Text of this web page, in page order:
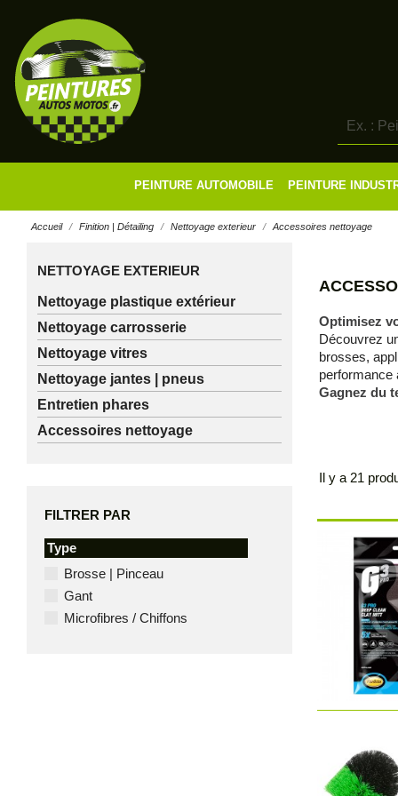
PEINTURE AUTOMOBILE PEINTURE
Accueil Finition | Détailing Nettoyage exterieur Accessoires nettoyage
NETTOYAGE EXTERIEUR
Nettoyage plastique extérieur
Nettoyage carrosserie
Nettoyage vitres
Nettoyage jantes | pneus
Entretien phares
Accessoires nettoyage
FILTRER PAR
Type
Brosse | Pinceau
Gant
Microfibres / Chiffons
Optimisez
Découvrez
brosses,
performance
Gagnez du
Il y a 21